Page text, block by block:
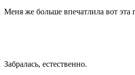
Меня же больше впечатлила вот эта
Забралась, естественно.